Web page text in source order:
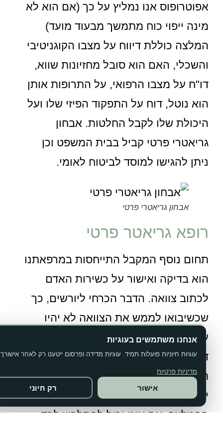
אפוטרופוס אנו נמליץ על כך (אם הוא לא
מינה ייפוי כוח מתמשך מבעוד מועד)
המלצה כוללת דיווח על מצבו הקוגניטיבי
והשכלי, האם הוא סובל מחזיונות שווא,
דו"ח על מצבו הרפואי, על התרופות אותן
הוא נוטל, דוח על התפקוד הפיזי שלו ועל
היכולת שלו לקבל החלטות. אבחון
גריאטרי פרטי קביל בבית המשפט וכן
ניתן להגישו למוסד לביטוח לאומי.
אבחון גריאטרי פרטי
רופא גריאטר פרטי
תחום נוסף המקבל התייחסות במרפאתנו
הוא בדיקה ואישור על כשירות האדם
לכתוב צוואה. הדבר הכרחי ליורשים, כך
שכשיבואו לממש את הצוואה לא יהיו
עוררין על תוקפה. כמו כן אנו מנפיקים
דו"ח רופא גריאטרי פרטי של הערכות
תפקודיות המוכרות לביטוח סיעוד. כאשר
יש החמרה בתפקודו אנו נכתוב לו את
ההמלצה, אם אינו יכול להתלבש לבד
אנחנו משתמשים בעוגיות
עוגיות חיוניות פועלות תמיד. עוגיות מדידה ופרסום ייטענו רק לאחר אישורך.
מדיניות פרטיות
אישור רק חיוני